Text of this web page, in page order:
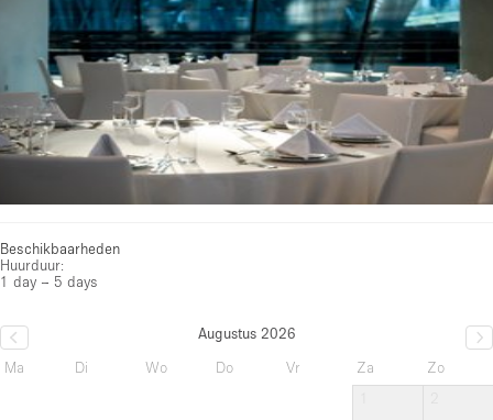
Beschikbaarheden
Huurduur:
1 day – 5 days
Augustus 2026
Ma
Di Wo Do Vr Za
Zo